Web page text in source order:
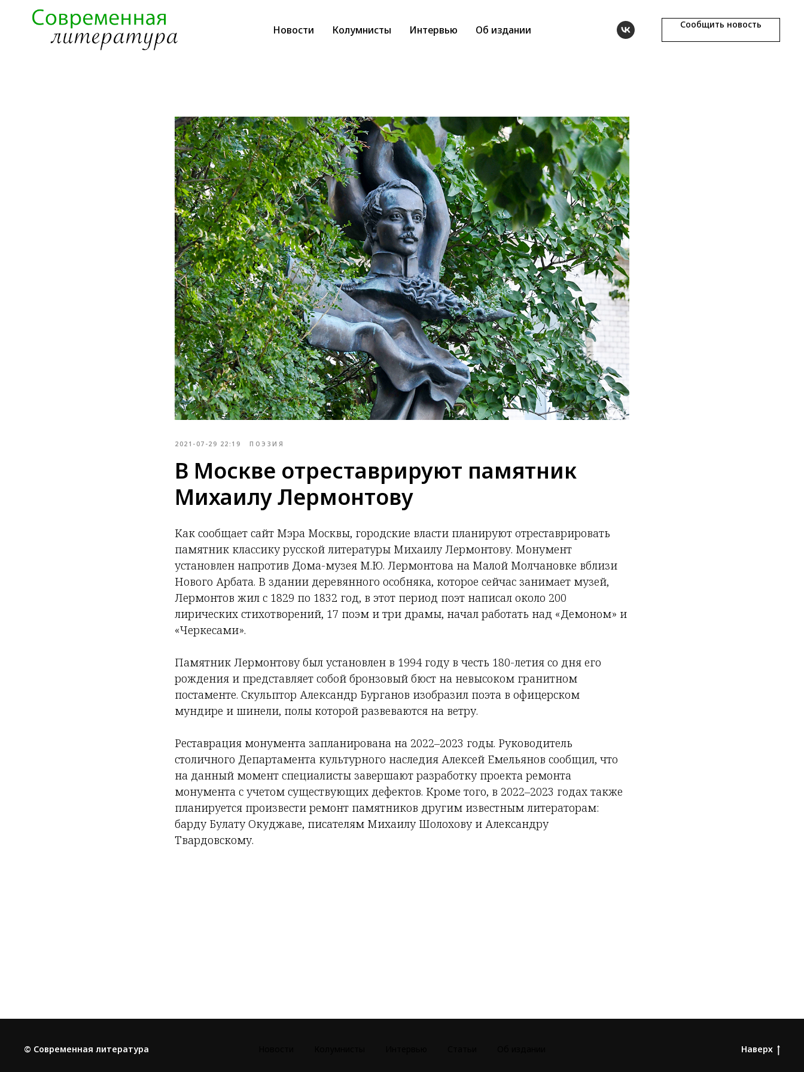
Новости Колумнисты Интервью Об издании Сообщить новость
2021-07-29 22:19 ПОЭЗИЯ
В Москве отреставрируют памятник
Михаилу Лермонтову
Как сообщает сайт Мэра Москвы, городские власти планируют отреставрировать
памятник классику русской литературы Михаилу Лермонтову. Монумент
установлен напротив Дома-музея М.Ю. Лермонтова на Малой Молчановке вблизи
Нового Арбата. В здании деревянного особняка, которое сейчас занимает музей,
Лермонтов жил с 1829 по 1832 год, в этот период поэт написал около 200
лирических стихотворений, 17 поэм и три драмы, начал работать над «Демоном» и
«Черкесами».
Памятник Лермонтову был установлен в 1994 году в честь 180-летия со дня его
рождения и представляет собой бронзовый бюст на невысоком гранитном
постаменте. Скульптор Александр Бурганов изобразил поэта в офицерском
мундире и шинели, полы которой развеваются на ветру.
Реставрация монумента запланирована на 2022–2023 годы. Руководитель
столичного Департамента культурного наследия Алексей Емельянов сообщил, что
на данный момент специалисты завершают разработку проекта ремонта
монумента с учетом существующих дефектов. Кроме того, в 2022–2023 годах также
планируется произвести ремонт памятников другим известным литераторам:
барду Булату Окуджаве, писателям Михаилу Шолохову и Александру
Твардовскому.
© Современная литература Наверх